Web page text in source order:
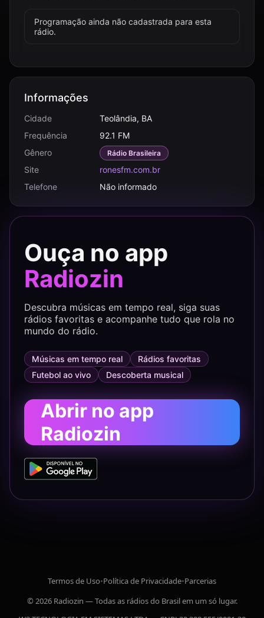
Programação ainda não cadastrada para esta
rádio.
Informações
Cidade
Teolândia, BA
Frequência
92.1 FM
Gênero
Rádio Brasileira
Site
ronesfm.com.br
Telefone
Não informado
Ouça no app
Radiozin
Descubra músicas em tempo real, siga suas
rádios favoritas e acompanhe tudo que rola no
mundo do rádio.
Músicas em tempo real
Rádios favoritas
Futebol ao vivo
Descoberta musical
Abrir no app
Radiozin
Termos de Uso•Política de Privacidade•Parcerias
© 2026 Radiozin — Todas as rádios do Brasil em um só lugar.